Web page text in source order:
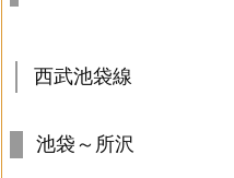
西武池袋線
池袋～所沢